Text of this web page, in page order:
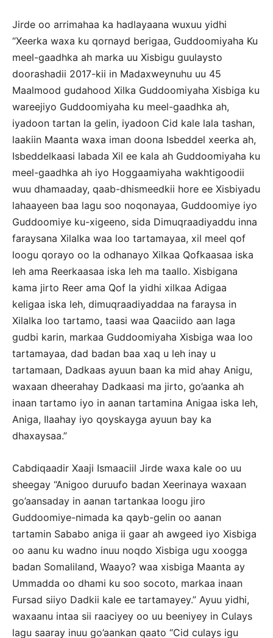
Jirde oo arrimahaa ka hadlayaana wuxuu yidhi
“Xeerka waxa ku qornayd berigaa, Guddoomiyaha Ku
meel-gaadhka ah marka uu Xisbigu guulaysto
doorashadii 2017-kii in Madaxweynuhu uu 45
Maalmood gudahood Xilka Guddoomiyaha Xisbiga ku
wareejiyo Guddoomiyaha ku meel-gaadhka ah,
iyadoon tartan la gelin, iyadoon Cid kale lala tashan,
laakiin Maanta waxa iman doona Isbeddel xeerka ah,
Isbeddelkaasi labada Xil ee kala ah Guddoomiyaha ku
meel-gaadhka ah iyo Hoggaamiyaha wakhtigoodii
wuu dhamaaday, qaab-dhismeedkii hore ee Xisbiyadu
lahaayeen baa lagu soo noqonayaa, Guddoomiye iyo
Guddoomiye ku-xigeeno, sida Dimuqraadiyaddu inna
faraysana Xilalka waa loo tartamayaa, xil meel qof
loogu qorayo oo la odhanayo Xilkaa Qofkaasaa iska
leh ama Reerkaasaa iska leh ma taallo. Xisbigana
kama jirto Reer ama Qof la yidhi xilkaa Adigaa
keligaa iska leh, dimuqraadiyaddaa na faraysa in
Xilalka loo tartamo, taasi waa Qaaciido aan laga
gudbi karin, markaa Guddoomiyaha Xisbiga waa loo
tartamayaa, dad badan baa xaq u leh inay u
tartamaan, Dadkaas ayuun baan ka mid ahay Anigu,
waxaan dheerahay Dadkaasi ma jirto, go’aanka ah
inaan tartamo iyo in aanan tartamina Anigaa iska leh,
Aniga, Ilaahay iyo qoyskayga ayuun bay ka
dhaxaysaa.”
Cabdiqaadir Xaaji Ismaaciil Jirde waxa kale oo uu
sheegay “Anigoo duruufo badan Xeerinaya waxaan
go’aansaday in aanan tartankaa loogu jiro
Guddoomiye-nimada ka qayb-gelin oo aanan
tartamin Sababo aniga ii gaar ah awgeed iyo Xisbiga
oo aanu ku wadno inuu noqdo Xisbiga ugu xoogga
badan Somaliland, Waayo? waa xisbiga Maanta ay
Ummadda oo dhami ku soo socoto, markaa inaan
Fursad siiyo Dadkii kale ee tartamayey.” Ayuu yidhi,
waxaanu intaa sii raaciyey oo uu beeniyey in Culays
lagu saaray inuu go’aankan qaato “Cid culays igu